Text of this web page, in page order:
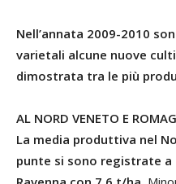
Nell’annata 2009-2010
varietali alcune nuove
dimostrata tra le più
AL NORD VENETO E
La media produttiva nel
punte si sono registrate a